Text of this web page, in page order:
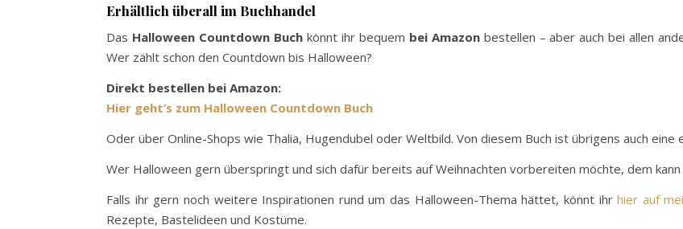
Erhältlich überall im Buchhandel
Das Halloween Countdown Buchkönnt ihr bequem bei Amazonbestellen – aber auch bei allen
Wer zählt schon den Countdown bis Halloween?
Direkt bestellen bei Amazon:
Hier geht’s zum Halloween Countdown Buch
Oder über Online-Shops wie Thalia, Hugendubel oder Weltbild. Von diesem Buch ist übrigens auch eine
Wer Halloween gern überspringt und sich dafür bereits auf Weihnachten vorbereiten möchte, dem kann
Falls ihr gern noch weitere Inspirationen rund um das Halloween-Thema hättet, könnt ihrhier auf
Rezepte, Bastelideen und Kostüme.